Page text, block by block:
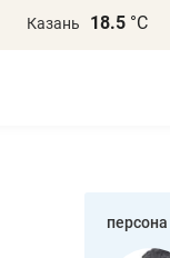
Казань 18.5 °С
персона